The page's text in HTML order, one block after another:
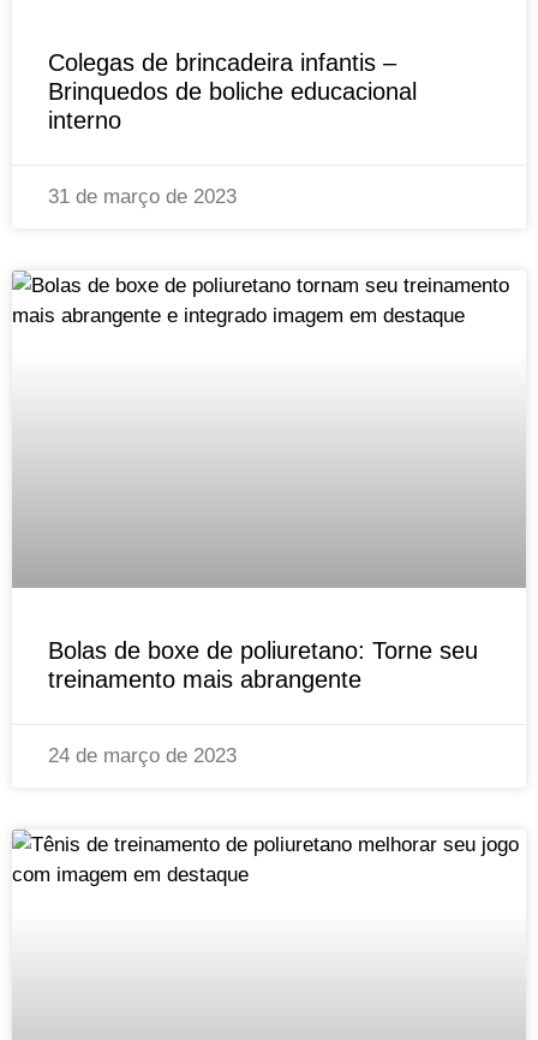
Colegas de brincadeira infantis –
Brinquedos de boliche educacional
interno
31 de março de 2023
Bolas de boxe de poliuretano: Torne seu
treinamento mais abrangente
24 de março de 2023